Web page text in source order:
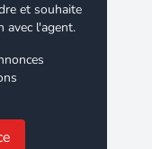
et souhaite
avec l'agent.